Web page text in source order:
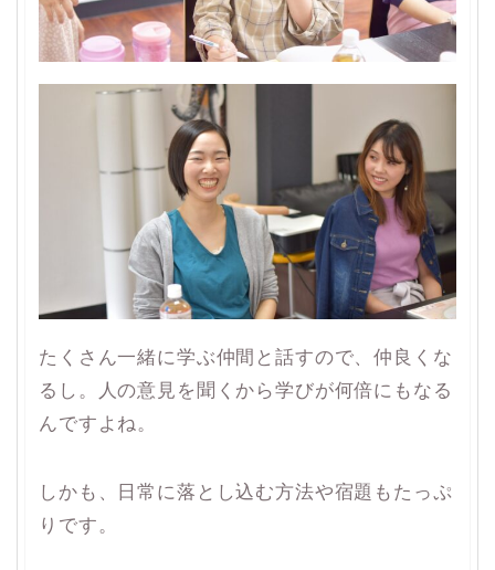
たくさん一緒に学ぶ仲間と話すので、仲良くな
るし。人の意見を聞くから学びが何倍にもなる
んですよね。
しかも、日常に落とし込む方法や宿題もたっぷ
りです。